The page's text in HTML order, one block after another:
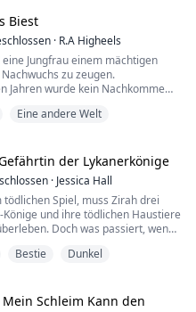
Albträume ertragen.
Biest
· R.A Higheels
Jungfrau einem mächtigen
zu zeugen.
Jahren wurde kein Nachkomme
Welpen schenken kann.
eine der ausgewählten
Eine andere Welt
der Lykanerkönige
· Jessica Hall
Spiel, muss Zirah drei
und ihre tödlichen Haustiere
Doch was passiert, wenn
beschützt von den Bestien, die
...
Bestie Dunkel
Schleim Kann den